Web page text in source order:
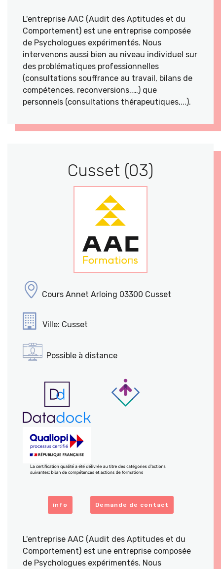
L'entreprise AAC (Audit des Aptitudes et du
Comportement) est une entreprise composée
de Psychologues expérimentés. Nous
intervenons aussi bien au niveau individuel sur
des problématiques professionnelles
(consultations souffrance au travail, bilans de
compétences, reconversions,.…) que
personnels (consultations thérapeutiques,...).
Cusset (03)
Cours Annet Arloing 03300 Cusset
Ville: Cusset
Possible à distance
info Demande de contact
L'entreprise AAC (Audit des Aptitudes et du
Comportement) est une entreprise composée
de Psychologues expérimentés. Nous